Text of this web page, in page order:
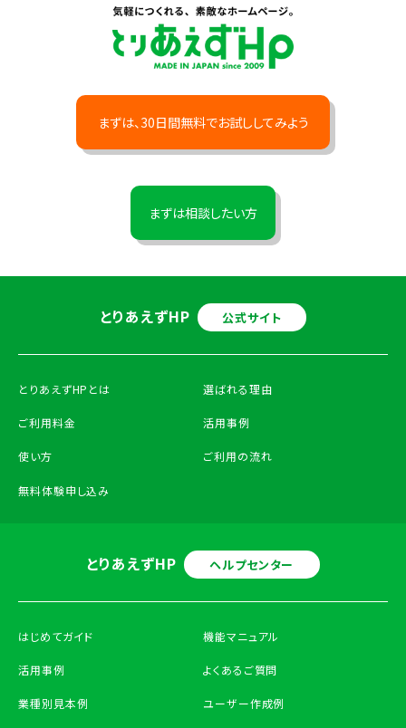
まずは、30日間無料でお試ししてみよう
まずは相談したい方
とりあえずHP 公式サイト
とりあえずHPとは
ご利用料金
使い方
選ばれる理由
活用事例
ご利用の流れ
無料体験申し込み
とりあえずHP ヘルプセンター
はじめてガイド
活用事例
業種別見本例
機能マニュアル
よくあるご質問
ユーザー作成例